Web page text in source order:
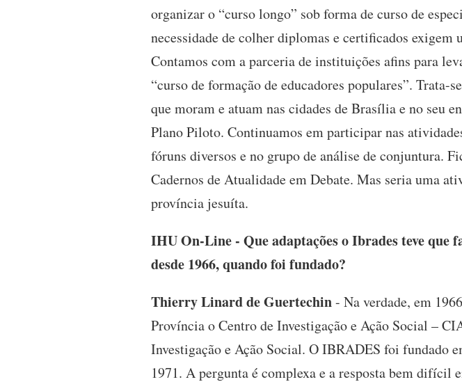
organizar o “curso longo” sob forma de curso de
necessidade de colher diplomas e certificados
Contamos com a parceria de instituições afins para
“curso de formação de educadores populares”. Trata-
que moram e atuam nas cidades de Brasília e no seu
Plano Piloto. Continuamos em participar nas
fóruns diversos e no grupo de análise de conjuntura.
Cadernos de Atualidade em Debate. Mas seria uma
província jesuíta.
IHU On-Line - Que adaptações o Ibrades teve que
desde 1966, quando foi fundado?
Thierry Linard de Guertechin- Na verdade, em
Província o Centro de Investigação e Ação Social –
Investigação e Ação Social. O IBRADES foi fundado
1971. A pergunta é complexa e a resposta bem difícil